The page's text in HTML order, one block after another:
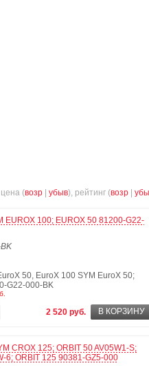
(возр убыв), рейтинг (возр
100; EUROX 50 81200-G22-
50, EuroX 100 SYM EuroX 50;
G22-000-BK
2 520 руб. В КОРЗИНУ
CROX 125; ORBIT 50 AV05W1-S;
6; ORBIT 125 90381-GZ5-000